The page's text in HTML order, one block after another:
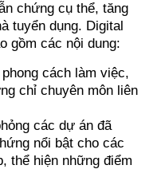
chứng cụ thể, tăng
tuyển dụng. Digital
gồm các nội dung:
cách làm việc,
chỉ chuyên môn liên
các dự án đã
nổi bật cho các
thể hiện những điểm